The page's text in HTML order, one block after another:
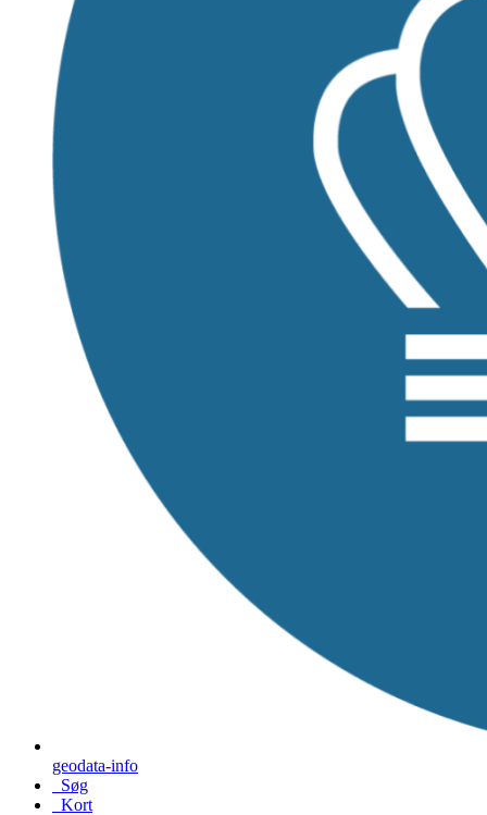
geodata-info
Søg
Kort